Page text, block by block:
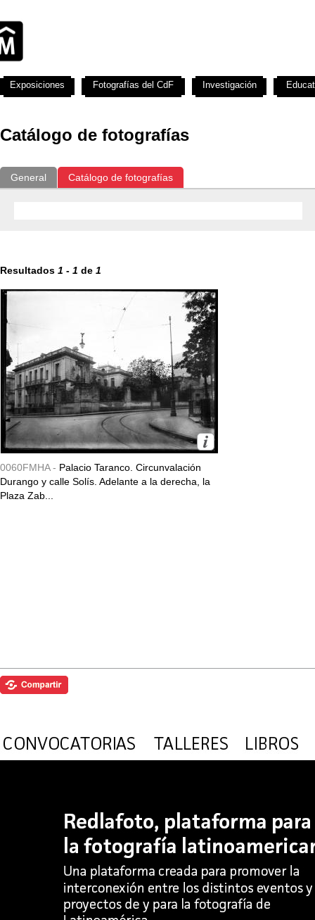
Catálogo de fotografías
General Catálogo de fotografías
Resultados 1 - 1 de 1
0060FMHA - Palacio Taranco. Circunvalación
Durango y calle Solís. Adelante a la derecha, la
Plaza Zab...
Exposiciones Fotografías del CdF Investigación